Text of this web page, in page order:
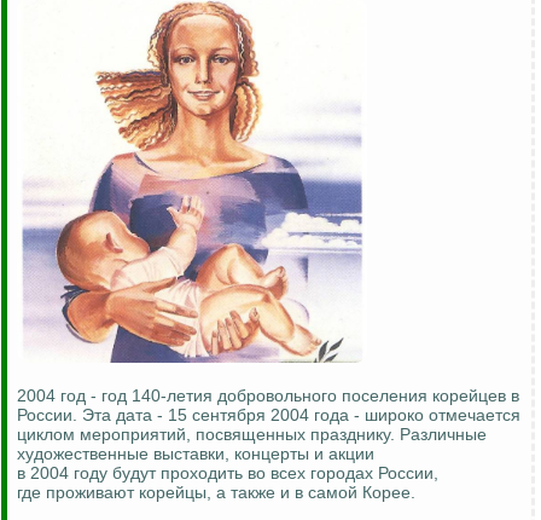
2004 год - год 140-летия добровольного поселения корейцев в
России. Эта дата - 15 сентября 2004 года - широко отмечается
циклом мероприятий, посвященных празднику. Различные
художественные выставки, концерты и акции
в 2004 году будут проходить во всех городах России,
где проживают корейцы, а также и в самой Корее.